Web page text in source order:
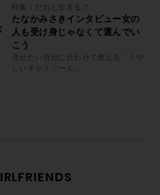
特集：だれと生きる？
たなかみさきインタビュー女の
人も受け身じゃなくて選んでい
こう
見せたい自分に合わせて使える「くや
しいキャミソール」